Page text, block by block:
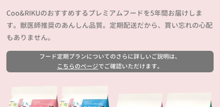
Coo&RIKUのおすすめするプレミアムフードを5年間お届けしま
す。獣医師推奨のあんしん品質。定期配送だから、買い忘れの心配
もありません。
フード定期プランについてのさらに詳しいご説明は、
こちらのページでご確認いただけます。